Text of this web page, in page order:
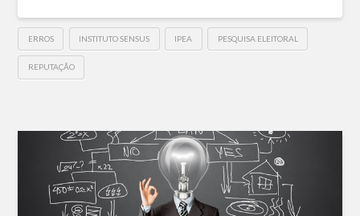
ERROS INSTITUTO SENSUS IPEA PESQUISA ELEITORAL
REPUTAÇÃO